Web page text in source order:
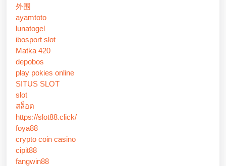
外围
ayamtoto
lunatogel
ibosport slot
Matka 420
depobos
play pokies online
SITUS SLOT
slot
สล็อต
https://slot88.click/
foya88
crypto coin casino
cipit88
fangwin88